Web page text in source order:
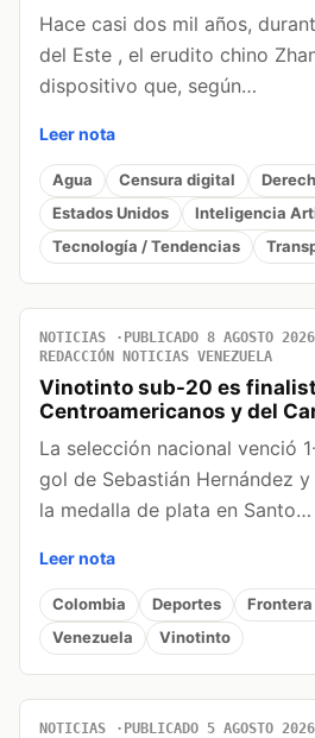
Hace casi dos mil años,
del Este , el erudito chino
dispositivo que, según…
Leer nota
Agua Censura digital
Estados Unidos
Inteligencia
Tecnología / Tendencias
NOTICIAS PUBLICADO 8 AGOSTO 2026
REDACCIÓN NOTICIAS VENEZUELA
Vinotinto sub-20 es
Centroamericanos y del
La selección nacional venció
gol de Sebastián Hernández
la medalla de plata en Santo…
Leer nota
Colombia Deportes
Venezuela
Vinotinto
NOTICIAS PUBLICADO 5 AGOSTO 2026